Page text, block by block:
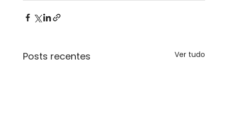
Posts recentes Ver tudo